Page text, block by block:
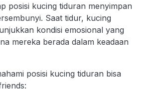
posisi kucing tiduran menyimpan
Saat tidur, kucing
kondisi emosional yang
mereka berada dalam keadaan
posisi kucing tiduran bisa